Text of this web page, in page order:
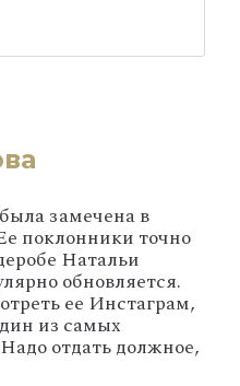
замечена в
поклонники точно
Натальи
обновляется.
ее Инстаграм,
из самых
отдать должное,